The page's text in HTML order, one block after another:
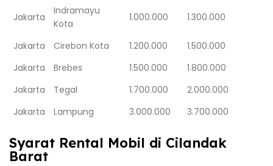
Jakarta
Indramayu
Kota
1.000.000 1.300.000
Jakarta Cirebon Kota 1.200.000
1.500.000
Jakarta
Brebes 1.500.000
1.800.000
Jakarta
Tegal 1.700.000
2.000.000
Jakarta
Lampung 3.000.000 3.700.000
Syarat Rental Mobil di Cilandak
Barat